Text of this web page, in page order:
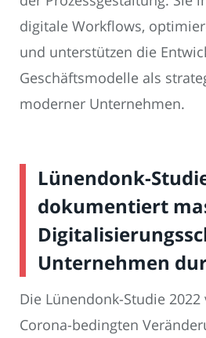
digitale Workflows,
und unterstützen die
Geschäftsmodelle als
moderner Unternehmen.
Lünendonk-
dokumentiert
Unternehmen
Die Lünendonk-Studie
Corona-bedingten